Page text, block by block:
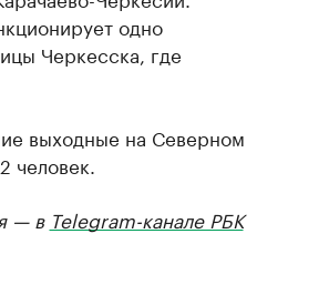
одно
Черкесска, где
выходные на Северном
человек.
— в Telegram-канале РБК